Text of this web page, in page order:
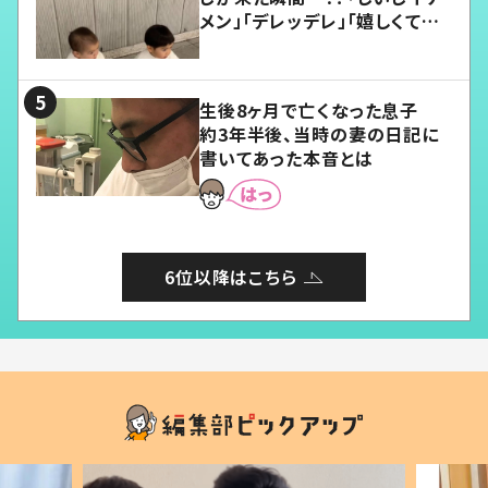
メン」「デレッデレ」「嬉しくて可
生後8ヶ月で亡くなった息子
約3年半後、当時の妻の日記に
書いてあった本音とは
6位以降はこちら